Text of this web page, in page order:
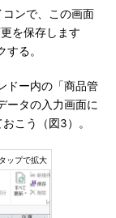
ンで、この画面
を保存します
る。
ドー内の「商品管
ータの入力画面に
こう（図3）。